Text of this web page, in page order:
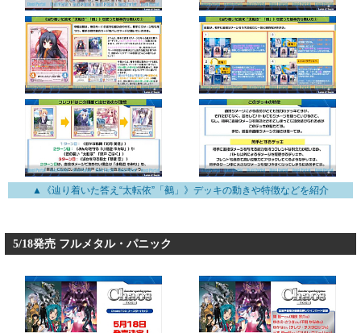
▲《辿り着いた答え“太転依”「鵺」》デッキの動きや特徴などを紹介
5/18発売 フルメタル・パニック